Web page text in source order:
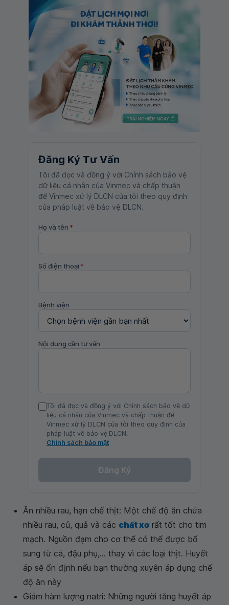
Đăng Ký Tư Vấn
Tôi đã đọc và đồng ý với Chính sách bảo vệ
dữ liệu cá nhân của Vinmec và chấp thuận
để Vinmec xử lý DLCN của tôi theo quy định
của pháp luật về bảo vệ DLCN.
Họ và tên *
Số điện thoại *
Bệnh viện
Nội dung cần tư vấn
Tôi đã đọc và đồng ý với Chính sách bảo vệ dữ
liệu cá nhân của Vinmec và chấp thuận để
Vinmec xử lý DLCN của tôi theo quy định của
pháp luật về bảo vệ DLCN.
Chính sách bảo mật
Đăng Ký
Ăn nhiều rau, hạn chế thịt: Một chế độ ăn chứa
nhiều rau, củ, quả và các chất xơrất tốt cho tim
mạch. Nguồn đạm cho cơ thể có thể được bổ
sung từ cá, đậu phụ,... thay vì các loại thịt. Huyết
áp sẽ ổn định nếu bạn thường xuyên áp dụng chế
độ ăn này
Giảm hàm lượng natri: Những người tăng huyết áp